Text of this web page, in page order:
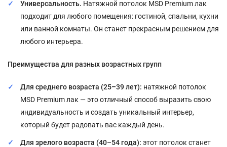
Универсальность. Натяжной потолок MSD Premium лак
подходит для любого помещения: гостиной, спальни, кухни
или ванной комнаты. Он станет прекрасным решением для
любого интерьера.
Преимущества для разных возрастных групп
Для среднего возраста (25–39 лет): натяжной потолок
MSD Premium лак — это отличный способ выразить свою
индивидуальность и создать уникальный интерьер,
который будет радовать вас каждый день.
Для зрелого возраста (40–54 года): этот потолок станет